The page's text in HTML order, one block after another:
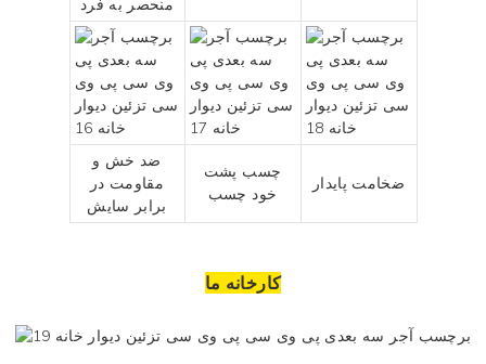
منحصر به فرد
ضد خش و
مقاومت در
برابر سایش
چسب پشت
خود چسب
ضخامت پایدار
کارخانه ما